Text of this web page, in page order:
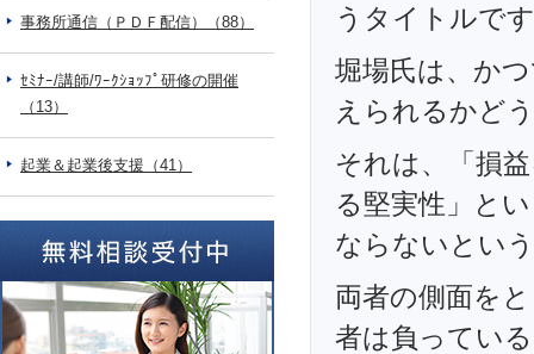
うタイトルで
堀場氏は、か
えられるかど
それは、「損
る堅実性」と
ならないとい
両者の側面を
者は負ってい
事務所通信（ＰＤＦ配信）（88）
ｾﾐﾅｰ/講師/ﾜｰｸｼｮｯﾌﾟ研修の開催
（13）
起業＆起業後支援（41）